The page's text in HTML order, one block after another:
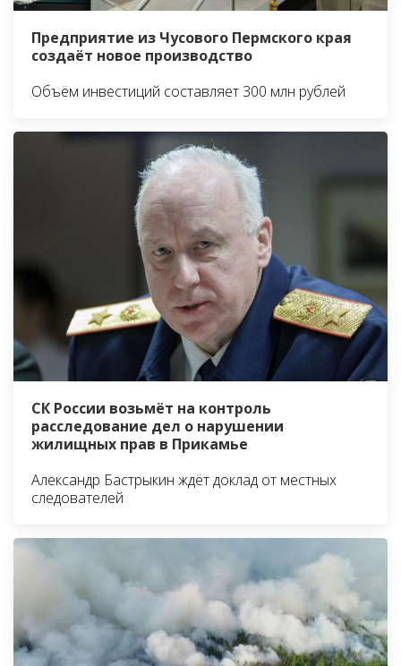
Предприятие из Чусового Пермского края
создаёт новое производство
Объём инвестиций составляет 300 млн рублей
СК России возьмёт на контроль
расследование дел о нарушении
жилищных прав в Прикамье
Александр Бастрыкин ждёт доклад от местных
следователей